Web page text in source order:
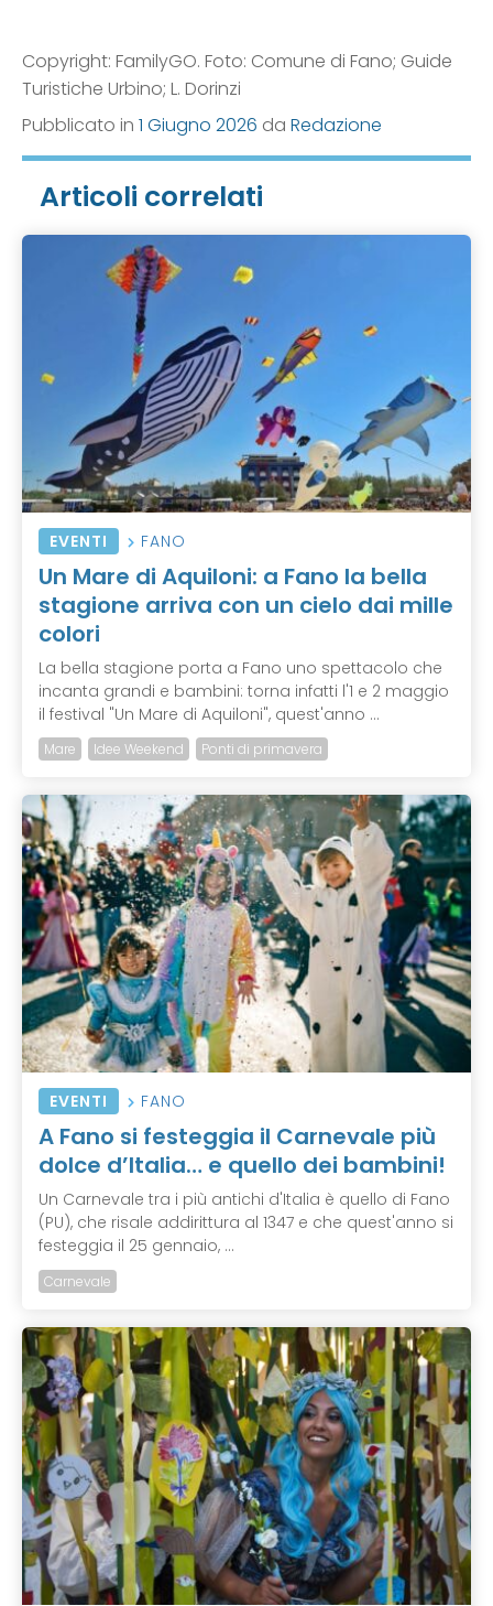
Copyright: FamilyGO. Foto: Comune di Fano; Guide
Turistiche Urbino; L. Dorinzi
Pubblicato in 1 Giugno 2026 da Redazione
Articoli correlati
EVENTI FANO
Un Mare di Aquiloni: a Fano la bella
stagione arriva con un cielo dai mille
colori
La bella stagione porta a Fano uno spettacolo che
incanta grandi e bambini: torna infatti l'1 e 2 maggio
il festival "Un Mare di Aquiloni", quest'anno ...
Mare Idee Weekend Ponti di primavera
EVENTI FANO
A Fano si festeggia il Carnevale più
dolce d’Italia… e quello dei bambini!
Un Carnevale tra i più antichi d'Italia è quello di Fano
(PU), che risale addirittura al 1347 e che quest'anno si
festeggia il 25 gennaio, ...
Carnevale